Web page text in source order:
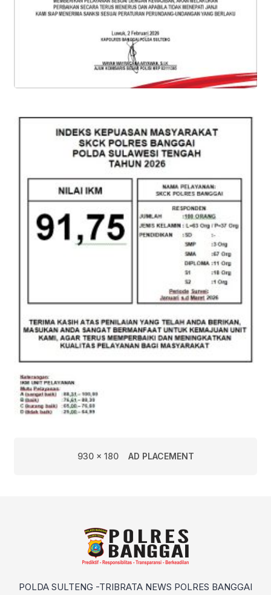
930 x 180 AD PLACEMENT
POLDA SULTENG -TRIBRATA NEWS POLRES BANGGAI